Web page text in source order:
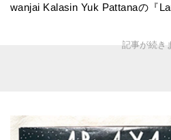
wanjai Kalasin Yuk Pattanaの『